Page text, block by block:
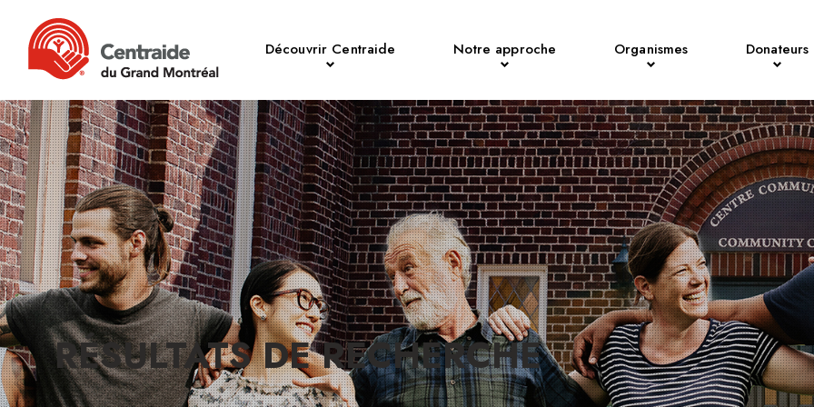
Découvrir Centraide Notre approche Organismes Donateurs
RÉSULTATS DE RECHERCHE